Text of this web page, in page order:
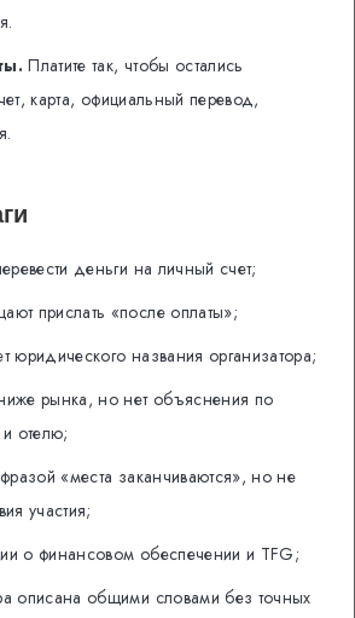
Платите так, чтобы остались
карта, официальный перевод,
деньги на личный счет;
прислать «после оплаты»;
юридического названия организатора;
рынка, но нет объяснения по
и отелю;
фразой «места заканчиваются», но не
участия;
о финансовом обеспечении и TFG;
описана общими словами без точных